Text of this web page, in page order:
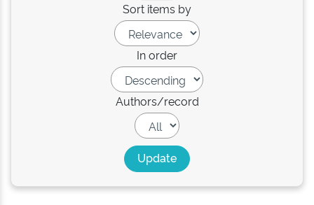
Sort items by
In order
Authors/record